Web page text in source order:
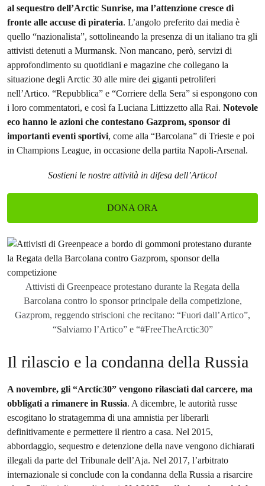
al sequestro dell’Arctic Sunrise, ma l’attenzione cresce di
fronte alle accuse di pirateria. L’angolo preferito dai media è
quello “nazionalista”, sottolineando la presenza di un italiano tra gli
attivisti detenuti a Murmansk. Non mancano, però, servizi di
approfondimento su quotidiani e magazine che collegano la
situazione degli Arctic 30 alle mire dei giganti petroliferi
nell’Artico. “Repubblica” e “Corriere della Sera” si espongono con
i loro commentatori, e così fa Luciana Littizzetto alla Rai. Notevole
eco hanno le azioni che contestano Gazprom, sponsor di
importanti eventi sportivi, come alla “Barcolana” di Trieste e poi
in Champions League, in occasione della partita Napoli-Arsenal.
Sostieni le nostre attività in difesa dell’Artico!
DONA ORA
Attivisti di Greenpeace protestano durante la Regata della
Barcolana contro lo sponsor principale della competizione,
Gazprom, reggendo striscioni che recitano: “Fuori dall’Artico”,
“Salviamo l’Artico” e “#FreeTheArctic30”
Il rilascio e la condanna della Russia
A novembre, gli “Arctic30” vengono rilasciati dal carcere, ma
obbligati a rimanere in Russia. A dicembre, le autorità russe
escogitano lo stratagemma di una amnistia per liberarli
definitivamente e permettere il rientro a casa. Nel 2015,
abbordaggio, sequestro e detenzione della nave vengono dichiarati
illegali da parte del Tribunale dell’Aja. Nel 2017, l’arbitrato
internazionale si conclude con la condanna della Russia a risarcire